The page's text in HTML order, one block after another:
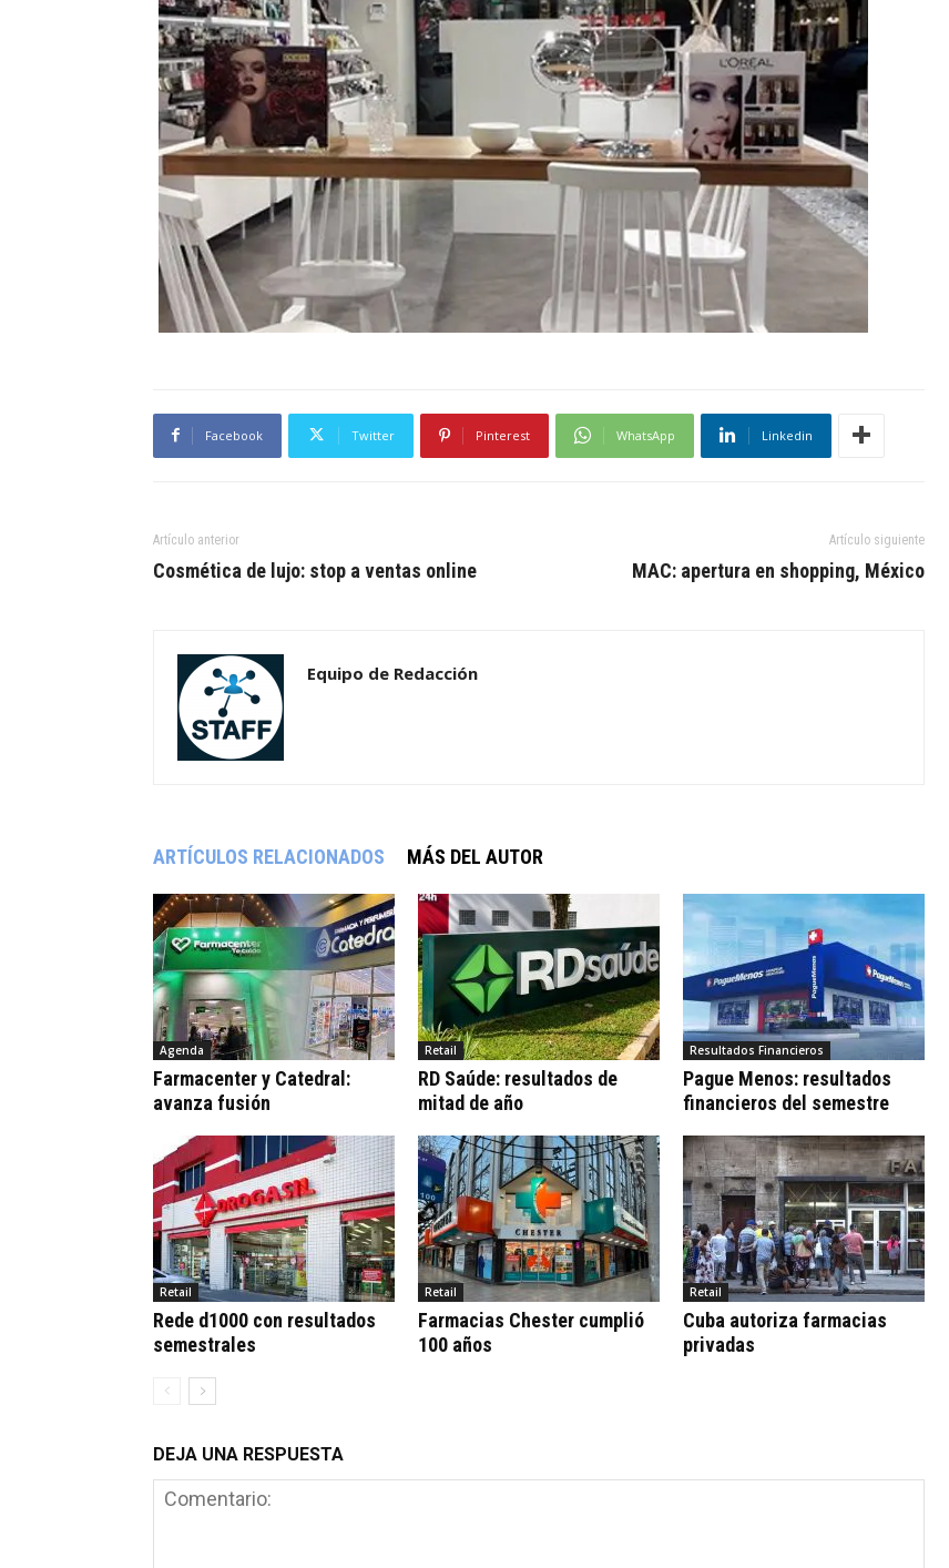
Facebook Twitter Pinterest WhatsApp Linkedin
Artículo anterior
Cosmética de lujo: stop a ventas online
Artículo siguiente
MAC: apertura en shopping, México
Equipo de Redacción
ARTÍCULOS RELACIONADOS MÁS DEL AUTOR
Agenda
Farmacenter y Catedral:
avanza fusión
Retail
RD Saúde: resultados de
mitad de año
Resultados Financieros
Pague Menos: resultados
financieros del semestre
Retail
Rede d1000 con resultados
semestrales
Retail
Farmacias Chester cumplió
100 años
Retail
Cuba autoriza farmacias
privadas
DEJA UNA RESPUESTA